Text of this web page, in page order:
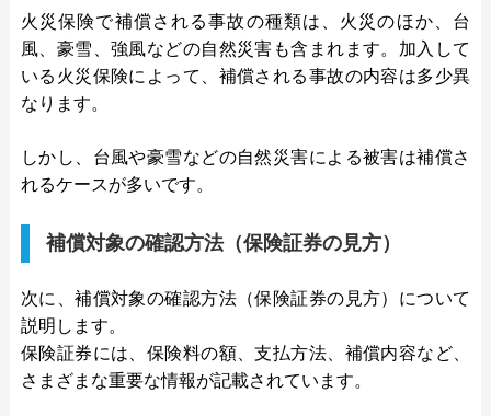
火災保険で補償される事故の種類は、火災のほか、台
風、豪雪、強風などの自然災害も含まれます。加入して
いる火災保険によって、補償される事故の内容は多少異
なります。
しかし、台風や豪雪などの自然災害による被害は補償さ
れるケースが多いです。
補償対象の確認方法（保険証券の見方）
次に、補償対象の確認方法（保険証券の見方）について
説明します。
保険証券には、保険料の額、支払方法、補償内容など、
さまざまな重要な情報が記載されています。